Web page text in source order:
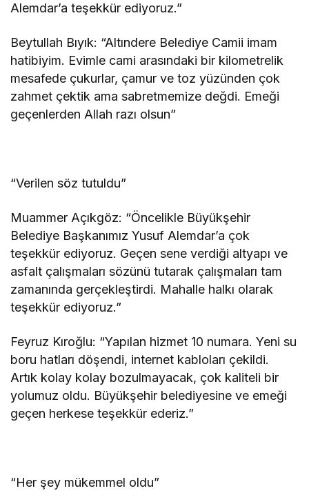
Alemdar’a teşekkür ediyoruz.”
Beytullah Bıyık: “Altındere Belediye Camii imam
hatibiyim. Evimle cami arasındaki bir kilometrelik
mesafede çukurlar, çamur ve toz yüzünden çok
zahmet çektik ama sabretmemize değdi. Emeği
geçenlerden Allah razı olsun”
“Verilen söz tutuldu”
Muammer Açıkgöz: “Öncelikle Büyükşehir
Belediye Başkanımız Yusuf Alemdar’a çok
teşekkür ediyoruz. Geçen sene verdiği altyapı ve
asfalt çalışmaları sözünü tutarak çalışmaları tam
zamanında gerçekleştirdi. Mahalle halkı olarak
teşekkür ediyoruz.”
Feyruz Kıroğlu: “Yapılan hizmet 10 numara. Yeni su
boru hatları döşendi, internet kabloları çekildi.
Artık kolay kolay bozulmayacak, çok kaliteli bir
yolumuz oldu. Büyükşehir belediyesine ve emeği
geçen herkese teşekkür ederiz.”
“Her şey mükemmel oldu”